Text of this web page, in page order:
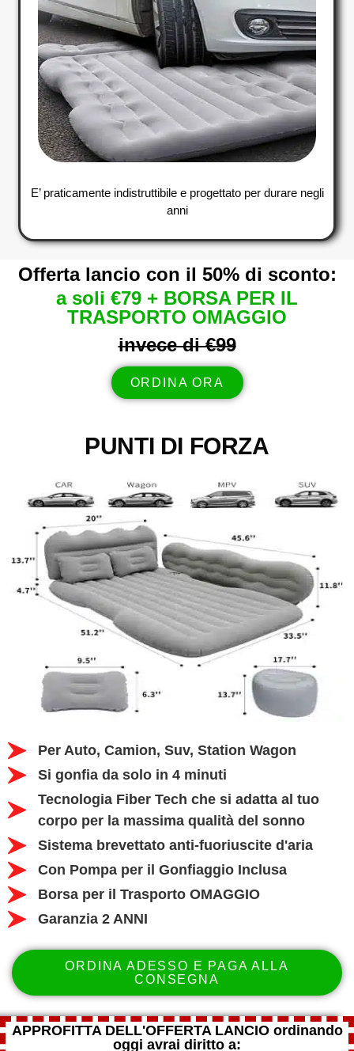
E’ praticamente indistruttibile e progettato per durare negli
anni
Offerta lancio con il 50% di sconto:
a soli €79 + BORSA PER IL
TRASPORTO OMAGGIO
invece di €99
ORDINA ORA
PUNTI DI FORZA
Per Auto, Camion, Suv, Station Wagon
Si gonfia da solo in 4 minuti
Tecnologia Fiber Tech che si adatta al tuo
corpo per la massima qualità del sonno
Sistema brevettato anti-fuoriuscite d'aria
Con Pompa per il Gonfiaggio Inclusa
Borsa per il Trasporto OMAGGIO
Garanzia 2 ANNI
ORDINA ADESSO E PAGA ALLA
CONSEGNA
APPROFITTA DELL'OFFERTA LANCIO ordinando
oggi avrai diritto a: